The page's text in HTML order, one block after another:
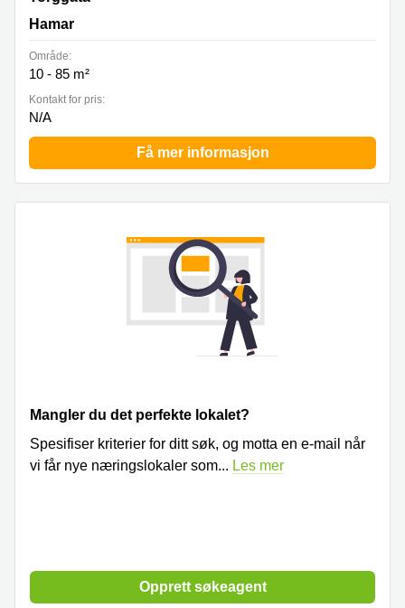
Hamar
Område:
10 - 85 m²
Kontakt for pris:
N/A
Få mer informasjon
Mangler du det perfekte lokalet?
Spesifiser kriterier for ditt søk, og motta en e-mail når
vi får nye næringslokaler som... Les mer
Opprett søkeagent